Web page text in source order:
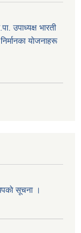
उपाध्यक्ष भारती
याेजनाहरू
सूचना ।